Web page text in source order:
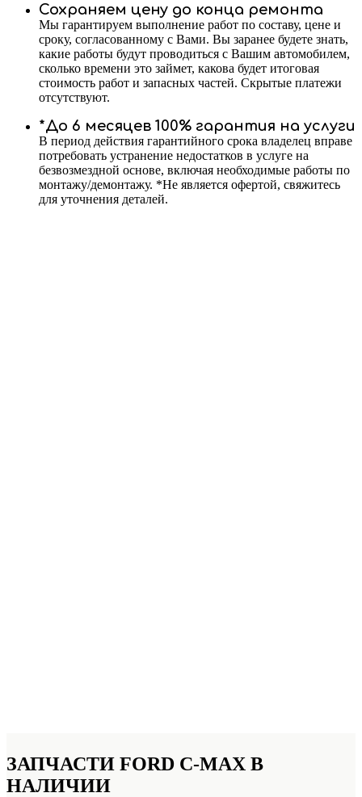
Сохраняем цену до конца ремонта
Мы гарантируем выполнение работ по составу, цене и
сроку, согласованному с Вами. Вы заранее будете знать,
какие работы будут проводиться с Вашим автомобилем,
сколько времени это займет, какова будет итоговая
стоимость работ и запасных частей. Скрытые платежи
отсутствуют.
*До 6 месяцев 100% гарантия на услуги
В период действия гарантийного срока владелец вправе
потребовать устранение недостатков в услуге на
безвозмездной основе, включая необходимые работы по
монтажу/демонтажу. *Не является офертой, свяжитесь
для уточнения деталей.
ЗАПЧАСТИ FORD C-MAX В
НАЛИЧИИ